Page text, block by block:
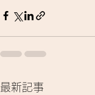
最新記事